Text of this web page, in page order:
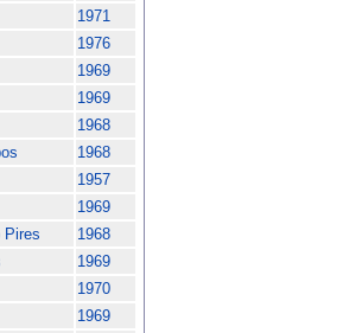
1971
1976
1969
1969
1968
1968
1957
1969
Pires
1968
1969
1970
1969